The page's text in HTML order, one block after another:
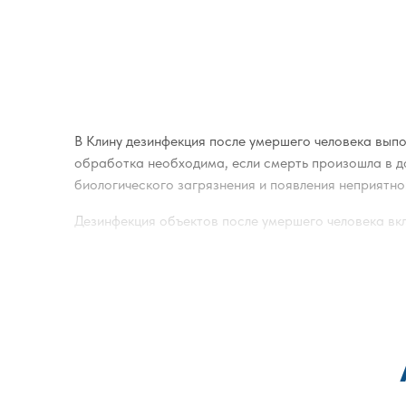
В Клину дезинфекция после умершего человека
обработка необходима, если смерть произошла в
биологического загрязнения и появления
Дезинфекция объектов после умершего человека
: полы, стены,
:
Особое внимание зонам повышенной